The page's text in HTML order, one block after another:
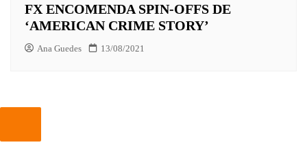
FX ENCOMENDA SPIN-OFFS DE
‘AMERICAN CRIME STORY’
Ana Guedes 13/08/2021